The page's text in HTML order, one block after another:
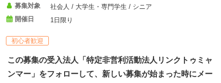
募集対象
社会人 / 大学生・専門学生 / シニア
開催日
1日限り
初心者歓迎
この募集の受入法人「特定非営利活動法人リンクトゥミャ
ンマー」をフォローして、新しい募集が始まった時にメー